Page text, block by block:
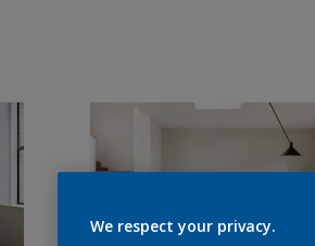
We respect your privacy.